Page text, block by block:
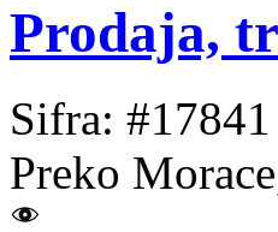
Prodaja,
Sifra: #17841
Preko